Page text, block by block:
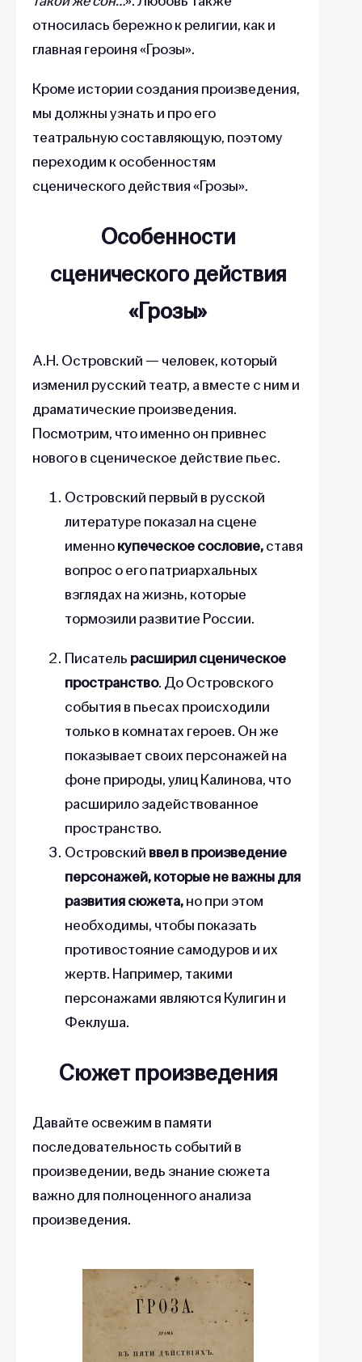
относилась бережно к религии, как и
главная героиня «Грозы».
Кроме истории создания произведения,
мы должны узнать и про его
театральную составляющую, поэтому
переходим к особенностям
сценического действия «Грозы».
Особенности
сценического действия
«Грозы»
А.Н. Островский — человек, который
изменил русский театр, а вместе с ним и
драматические произведения.
Посмотрим, что именно он привнес
нового в сценическое действие пьес.
Островский первый в русской
литературе показал на сцене
именнокупеческое сословие,ставя
вопрос о его патриархальных
взглядах на жизнь, которые
тормозили развитие России.
Писатель расширил сценическое
пространство. До Островского
события в пьесах происходили
только в комнатах героев. Он же
показывает своих персонажей на
фоне природы, улиц Калинова, что
расширило задействованное
пространство.
Островский ввел в произведение
персонажей, которые не важны для
развития сюжета,но при этом
необходимы, чтобы показать
противостояние самодуров и их
жертв. Например, такими
персонажами являются Кулигин и
Феклуша.
Сюжет произведения
Давайте освежим в памяти
последовательность событий в
произведении, ведь знание сюжета
важно для полноценного анализа
произведения.